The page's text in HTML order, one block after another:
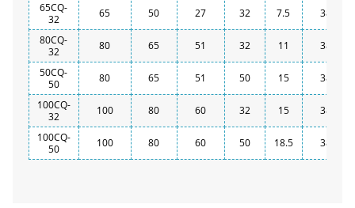
65CQ-
32
65 50 27 32 7.5
380
80CQ-
32
80 65 51 32 11
380
50CQ-
50
80 65 51 50 15
380
100CQ-
32
100 80 60 32 15
380
100CQ-
50
100 80 60 50 18.5 380